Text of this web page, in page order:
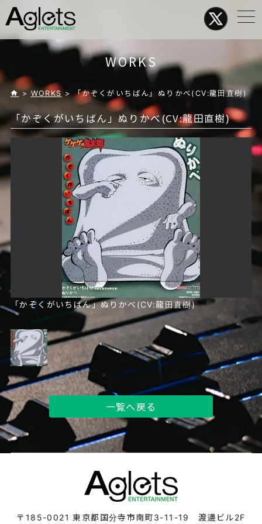
メ
ニ
WORKS
> WORKS > 「かぞくがいちばん」ぬりかべ(CV:龍田直樹)
「かぞくがいちばん」ぬりかべ(CV:龍田直樹)
「かぞくがいちばん」ぬりかべ(CV:龍田直樹)
一覧へ戻る
〒185-0021 東京都国分寺市南町3-11-19 渡邊ビル2F